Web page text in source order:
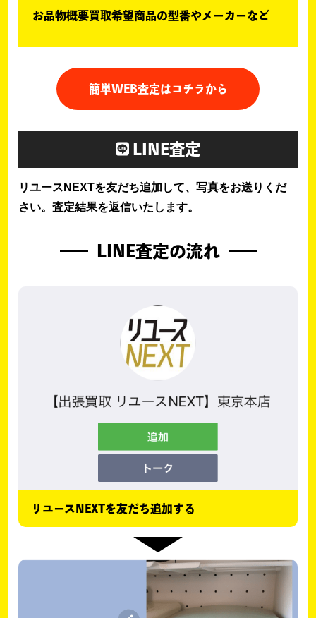
お品物概要買取希望商品の型番やメーカーなど
簡単WEB査定はコチラから
LINE査定
リユースNEXTを友だち追加して、写真をお送りくだ
さい。査定結果を返信いたします。
LINE査定の流れ
リユースNEXTを友だち追加する